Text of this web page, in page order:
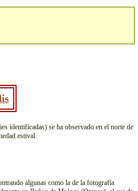
identificadas) se ha observado en el norte de
estival.
algunas como la de la fotografía